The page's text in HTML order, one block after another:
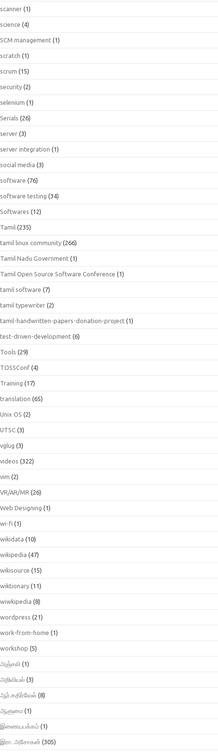
scanner (1)
science (4)
SCM management (1)
scratch (1)
scrum (15)
security (2)
selenium (1)
Serials (26)
server (3)
server integration (1)
social media (3)
software (76)
software testing (34)
Softwares (12)
Tamil (235)
tamil linux community (266)
Tamil Nadu Government (1)
Tamil Open Source Software Conference (1)
tamil software (7)
tamil typewriter (2)
tamil-handwritten-papers-donation-project (1)
test-driven-development (6)
Tools (29)
TOSSConf (4)
Training (17)
translation (65)
Unix OS (2)
UTSC (3)
vglug (3)
videos (322)
vim (2)
VR/AR/MR (26)
Web Designing (1)
wi-fi (1)
wikidata (10)
wikipedia (47)
wikisource (15)
wiktionary (11)
wiwkipedia (8)
wordpress (21)
work-from-home (1)
workshop (5)
அஞ்சலி (1)
அறிவியல் (3)
ஆர்.கதிர்வேல் (8)
ஆளுமை (1)
இணையபக்கம் (1)
இரா. அசோகன் (305)